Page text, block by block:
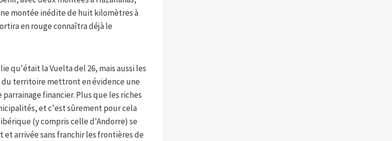
montée inédite de huit kilomètres à
en rouge connaîtra déjà le
qu'était la Vuelta del 26, mais aussi les
territoire mettront en évidence une
financier. Plus que les riches
et c'est sûrement pour cela
(y compris celle d'Andorre) se
arrivée sans franchir les frontières de